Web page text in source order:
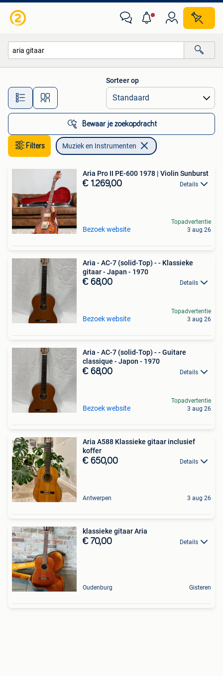
Alle afstanden…
Sorteer op
Bewaar je zoekopdracht
Filters Muziek en Instrumenten
Aria Pro II PE-600 1978 | Violin Sunburst
€ 1.269,00 Details
Bezoek website
Topadvertentie
3 aug 26
Aria - AC-7 (solid-Top) - - Klassieke
gitaar - Japan - 1970
€ 68,00 Details
Bezoek website
Topadvertentie
3 aug 26
Aria - AC-7 (solid-Top) - - Guitare
classique - Japon - 1970
€ 68,00 Details
Bezoek website
Topadvertentie
3 aug 26
Aria A588 Klassieke gitaar inclusief
koffer
€ 650,00 Details
Antwerpen 3 aug 26
klassieke gitaar Aria
€ 70,00 Details
Oudenburg Gisteren